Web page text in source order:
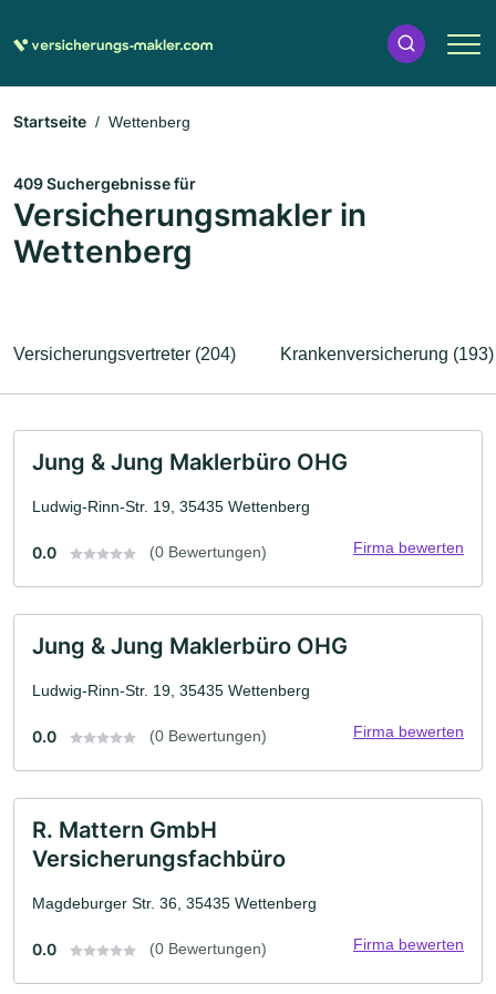
Startseite Wettenberg
409 Suchergebnisse für
Versicherungsmakler in
Wettenberg
Versicherungsvertreter (204) Krankenversicherung (193)
Jung & Jung Maklerbüro OHG
Ludwig-Rinn-Str. 19, 35435 Wettenberg
0.0 (0 Bewertungen) Firma bewerten
Jung & Jung Maklerbüro OHG
Ludwig-Rinn-Str. 19, 35435 Wettenberg
0.0 (0 Bewertungen) Firma bewerten
R. Mattern GmbH
Versicherungsfachbüro
Magdeburger Str. 36, 35435 Wettenberg
0.0 (0 Bewertungen) Firma bewerten